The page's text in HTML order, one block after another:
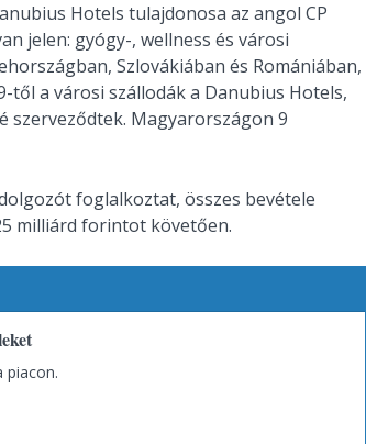
Hotels tulajdonosa az angol CP
jelen: gyógy-, wellness és városi
Szlovákiában és Romániában,
a városi szállodák a Danubius Hotels,
szerveződtek. Magyarországon 9
foglalkoztat, összes bevétele
milliárd forintot követően.
piacon.